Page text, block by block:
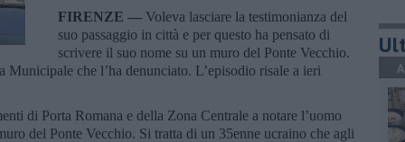
FIRENZE — Voleva lasciare la testimonianza del
suo passaggio in città e per questo ha pensato di
scrivere il suo nome su un muro del Ponte Vecchio.
che l’ha denunciato. L’episodio risale a ieri
di Porta Romana e della Zona Centrale a notare l’uomo
del Ponte Vecchio. Si tratta di un 35enne ucraino che agli